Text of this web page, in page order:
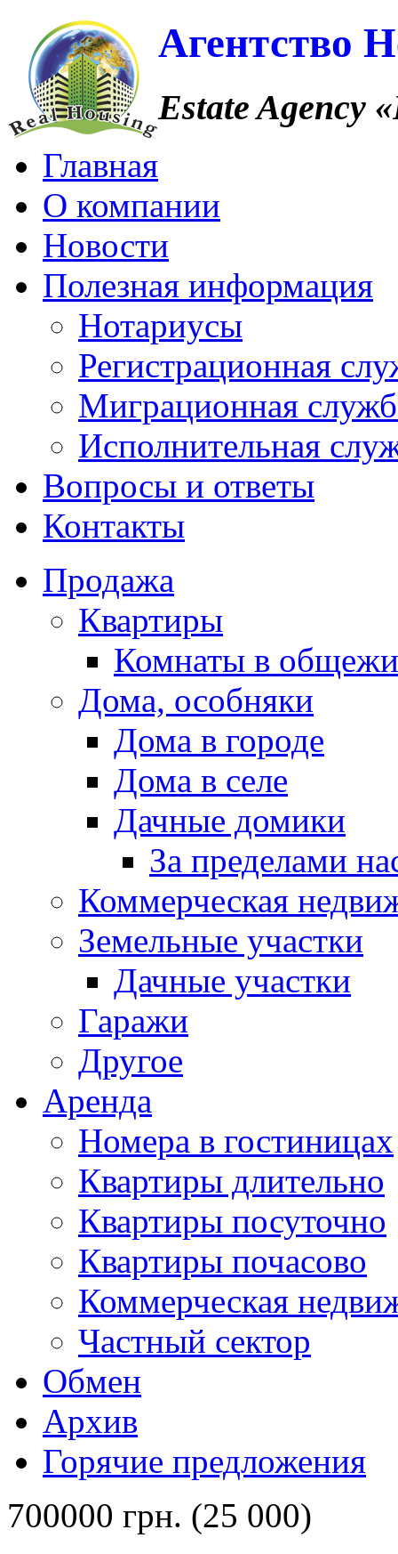
Агентство
Estate Agency
Главная
О компании
Новости
Полезная информация
Нотариусы
Регистрационная
Миграционная
Исполнительная
Вопросы и ответы
Контакты
Продажа
Квартиры
Комнаты в
Дома, особняки
Дома в городе
Дома в селе
Дачные домики
За пределами
Коммерческая
Земельные участки
Дачные участки
Гаражи
Другое
Аренда
Номера в гостиницах
Квартиры длительно
Квартиры посуточно
Квартиры почасово
Коммерческая
Частный сектор
Обмен
Архив
Горячие предложения
700000 грн. (25 000)